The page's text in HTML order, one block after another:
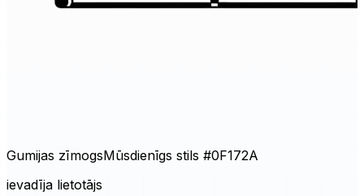
Gumijas zīmogsMūsdienīgs stils #0F172A
ievadīja lietotājs